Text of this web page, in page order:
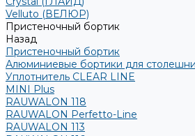
Velluto (ВЕЛЮР)
Пристеночный бортик
Назад
Пристеночный бортик
Алюминиевые бортики для
Уплотнитель CLEAR LINE
MINI Plus
RAUWALON 118
RAUWALON Perfetto-Line
RAUWALON 113